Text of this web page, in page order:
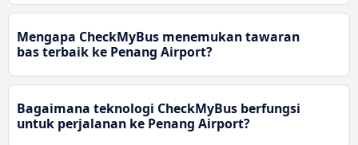
Mengapa CheckMyBus menemukan tawaran
bas terbaik ke Penang Airport?
Bagaimana teknologi CheckMyBus berfungsi
untuk perjalanan ke Penang Airport?